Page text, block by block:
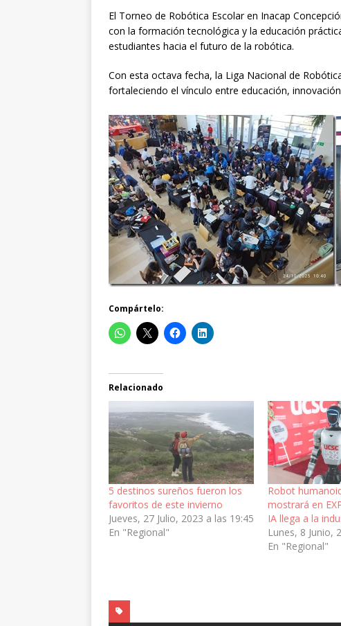
El Torneo de Robótica Escolar en Inacap
con la formación tecnológica y la educación
estudiantes hacia el futuro de la robótica.
Con esta octava fecha, la Liga Nacional de
fortaleciendo el vínculo entre educación,
Compártelo:
Relacionado
5 destinos sureños fueron los
favoritos de este invierno
Jueves, 27 Julio, 2023 a las 19:45
En "Regional"
Robot
mostrará en
IA llega a la
Lunes, 8 Junio,
En "Regional"